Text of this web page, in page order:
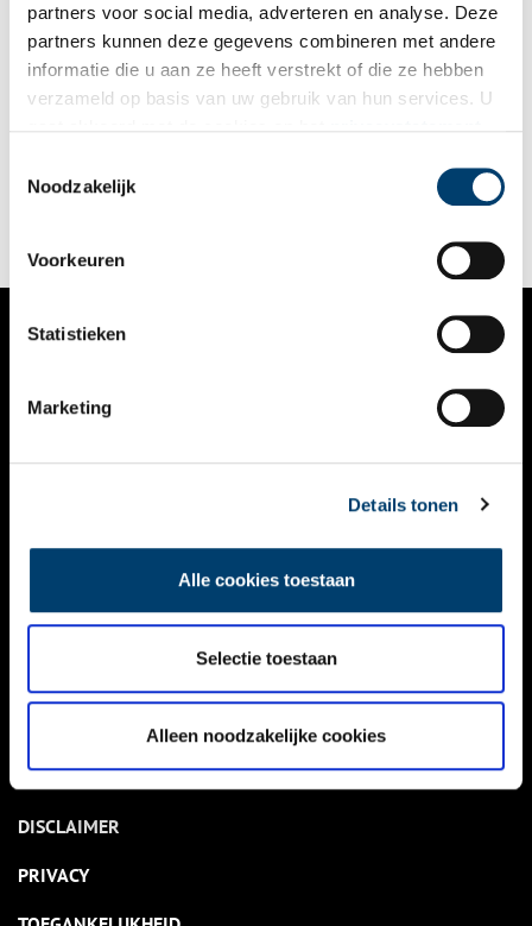
partners voor social media, adverteren en analyse. Deze
partners kunnen deze gegevens combineren met andere
informatie die u aan ze heeft verstrekt of die ze hebben
verzameld op basis van uw gebruik van hun services. U
Noodzakelijk
Voorkeuren
Statistieken
Marketing
Details tonen
Alle cookies toestaan
Selectie toestaan
Alleen noodzakelijke cookies
Oldtimerdag in Medemblik
Aankomend weekend wordt het weer genieten tijdens de
Oldtimerdag in het historische centrum van Medemblik.
Medemblik) verwacht veel oldtimers en oude bromfietsen. Er is
muziek op diverse terrassen en ook de winkels zijn geopend.
NIEUWS
KALENDER
ACTIVITEITEN
NIEUWSBRIEF
DISCLAIMER
PRIVACY